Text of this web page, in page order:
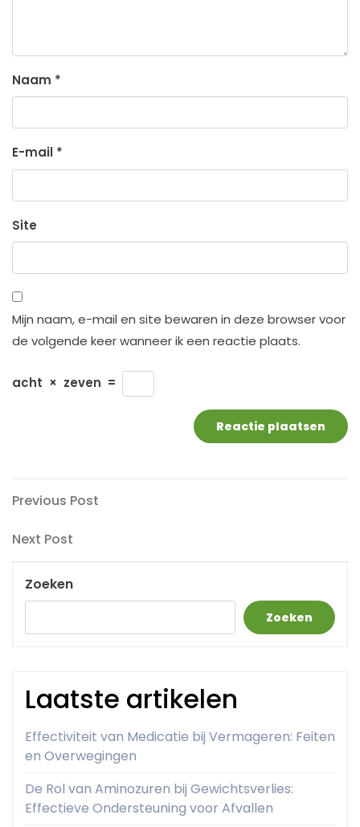
Naam *
E-mail *
Site
Mijn naam, e-mail en site bewaren in deze browser voor
de volgende keer wanneer ik een reactie plaats.
acht × zeven =
Berichtnavigatie
Previous
Previous Post
Next
Next Post
Zoeken
Zoeken
Laatste artikelen
Effectiviteit van Medicatie bij Vermageren: Feiten
en Overwegingen
De Rol van Aminozuren bij Gewichtsverlies:
Effectieve Ondersteuning voor Afvallen